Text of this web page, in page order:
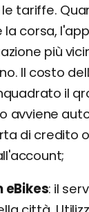
tariffe.
corsa,
più
Il costo
il
avviene
di credito
eBikes il